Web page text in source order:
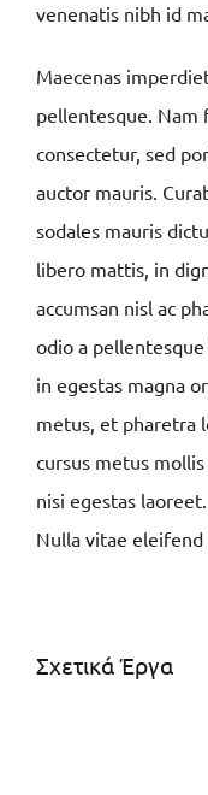
venenatis nibh id
Maecenas
pellentesque.
consectetur, sed
auctor mauris.
sodales mauris
libero mattis, in
accumsan nisl ac
odio a
in egestas magna
metus, et pharetra
cursus metus
nisi egestas
Nulla vitae eleifend
Σχετικά Έργα